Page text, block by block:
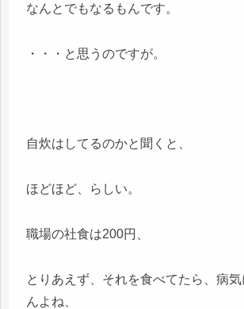
なんとでもなるもんです。
・・・と思うのですが。
自炊はしてるのかと聞くと、
ほどほど、らしい。
職場の社食は200円、
とりあえず、それを食べてたら、病
んよね、